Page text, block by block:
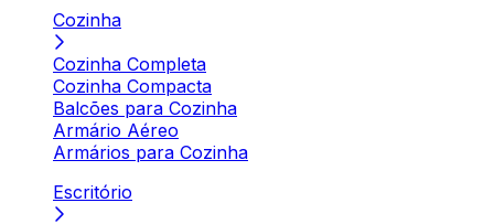
Cozinha
Cozinha Completa
Cozinha Compacta
Balcões para Cozinha
Armário Aéreo
Armários para Cozinha
Escritório